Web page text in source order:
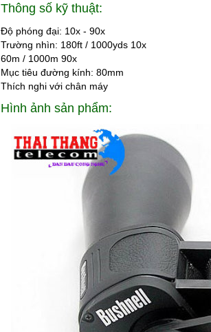
Thông số kỹ thuật:
Độ phóng đại: 10x - 90x
Trường nhìn: 180ft / 1000yds 10x
60m / 1000m 90x
Mục tiêu đường kính: 80mm
Thích nghi với chân máy
Hình ảnh sản phẩm: